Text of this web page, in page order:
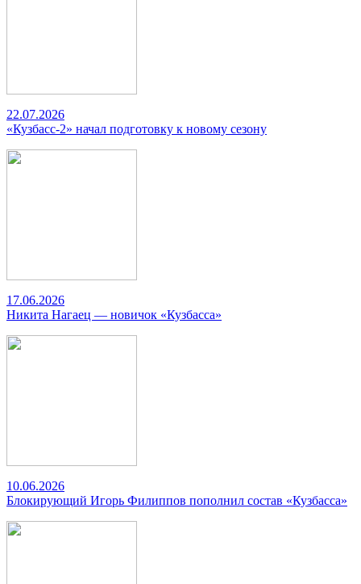
22.07.2026
«Кузбасс-2» начал подготовку к новому сезону
17.06.2026
Никита Нагаец — новичок «Кузбасса»
10.06.2026
Блокирующий Игорь Филиппов пополнил состав «Кузбасса»